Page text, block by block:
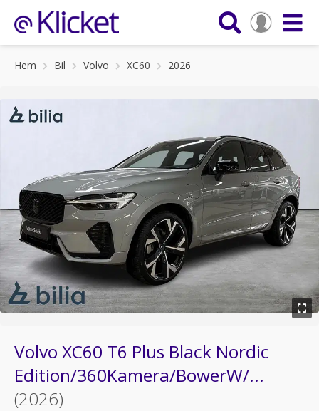
Hem Bil Volvo XC60 2026
Volvo XC60 T6 Plus Black Nordic
Edition/360Kamera/BowerW/...
(2026)